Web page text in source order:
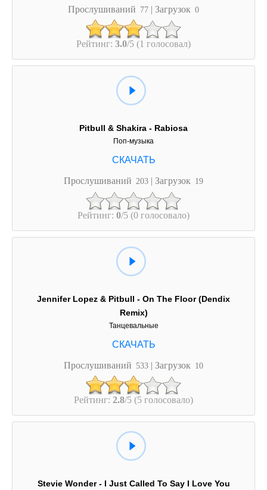
Прослушиваний 77 | Загрузок 0
Рейтинг: 3.0/5 (1 голосовал)
Pitbull & Shakira - Rabiosa
Поп-музыка
Прослушиваний 203 | Загрузок 19
Рейтинг: 0/5 (0 голосовало)
Jennifer Lopez & Pitbull - On The Floor (Dendix
Remix)
Танцевальные
Прослушиваний 533 | Загрузок 10
Рейтинг: 2.8/5 (5 голосовало)
Stevie Wonder - I Just Called To Say I Love You